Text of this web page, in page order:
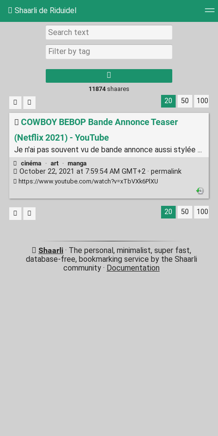
Shaarli de Riduidel
Daily
11874shaares
20 50 100
COWBOY BEBOP Bande Annonce Teaser
(Netflix 2021) - YouTube
Je n'ai pas souvent vu de bande annonce aussi stylée ...
cinéma · art · manga
October 22, 2021 at 7:59:54 AM GMT+2 · permalink
https://www.youtube.com/watch?v=xTbVXk6PlXU
20 50 100
Shaarli· The personal, minimalist, super fast,
database-free, bookmarking service by the Shaarli
community · Documentation